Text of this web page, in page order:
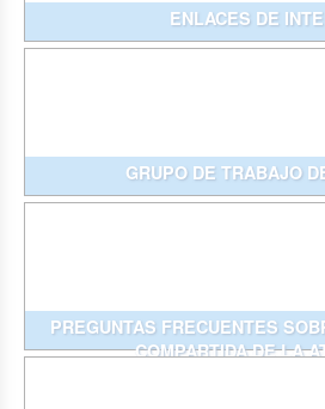
ENLACES DE
GRUPO DE TRABAJO
PREGUNTAS FRECUENTES
COMPARTIDA DE LA